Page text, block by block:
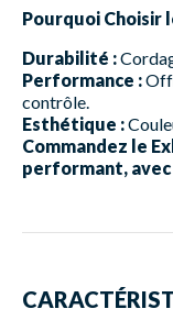
Pourquoi Choisir
Durabilité :
Performance :
contrôle.
Esthétique :
Commandez le
performant,